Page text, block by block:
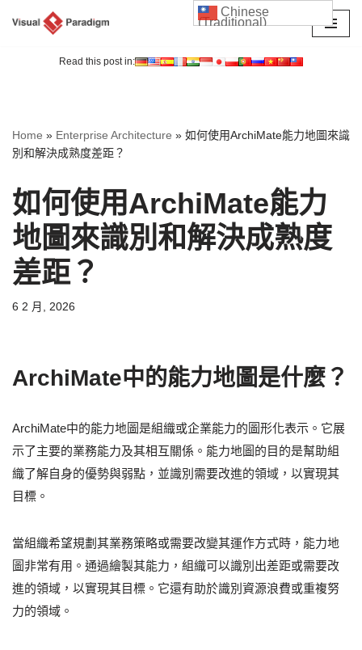
Read this post in:
Home » Enterprise Architecture » 如何使用ArchiMate能力地圖來識
別和解決成熟度差距？
如何使用ArchiMate能力
地圖來識別和解決成熟度
差距？
6 2 月, 2026
ArchiMate中的能力地圖是什麼？
ArchiMate中的能力地圖是組織或企業能力的圖形化表示。它展
示了主要的業務能力及其相互關係。能力地圖的目的是幫助組
織了解自身的優勢與弱點，並識別需要改進的領域，以實現其
目標。
當組織希望規劃其業務策略或需要改變其運作方式時，能力地
圖非常有用。通過繪製其能力，組織可以識別出差距或需要改
進的領域，以實現其目標。它還有助於識別資源浪費或重複努
力的領域。
Chinese
(Traditional)